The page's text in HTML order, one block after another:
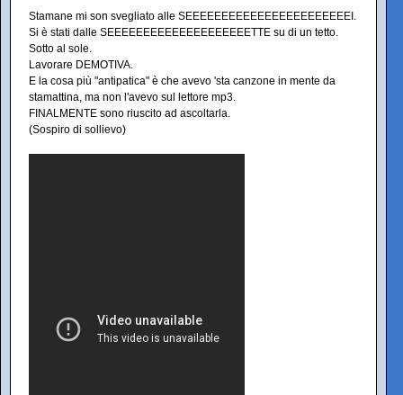
Stamane mi son svegliato alle SEEEEEEEEEEEEEEEEEEEEEEEI.
Si è stati dalle SEEEEEEEEEEEEEEEEEEEETTE su di un tetto.
Sotto al sole.
Lavorare DEMOTIVA.
E la cosa più "antipatica" è che avevo 'sta canzone in mente da
stamattina, ma non l'avevo sul lettore mp3.
FINALMENTE sono riuscito ad ascoltarla.
(Sospiro di sollievo)